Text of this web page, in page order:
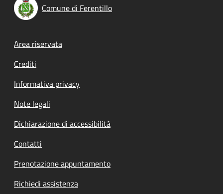
Comune di Ferentillo
Footer menu
Area riservata
Crediti
Informativa privacy
Note legali
Dichiarazione di accessibilità
Contatti
Prenotazione appuntamento
Richiedi assistenza